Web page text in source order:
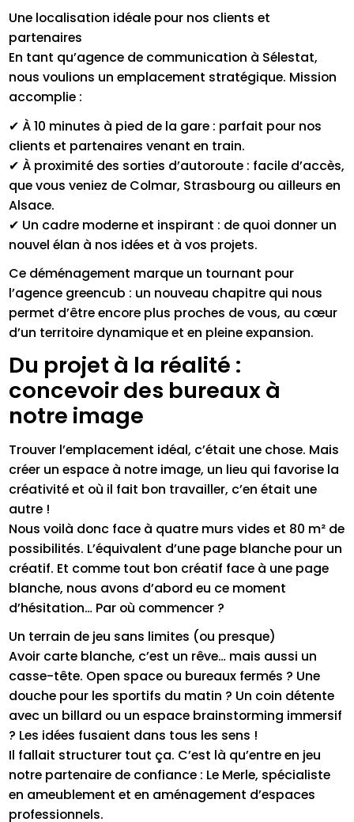
Une localisation idéale pour nos clients et
partenaires
En tant qu’agence de communication à Sélestat,
nous voulions un emplacement stratégique. Mission
accomplie :
✔ À 10 minutes à pied de la gare : parfait pour nos
clients et partenaires venant en train.
✔ À proximité des sorties d’autoroute : facile d’accès,
que vous veniez de Colmar, Strasbourg ou ailleurs en
Alsace.
✔ Un cadre moderne et inspirant : de quoi donner un
nouvel élan à nos idées et à vos projets.
Ce déménagement marque un tournant pour
l’agence greencub : un nouveau chapitre qui nous
permet d’être encore plus proches de vous, au cœur
d’un territoire dynamique et en pleine expansion.
Du projet à la réalité :
concevoir des bureaux à
notre image
Trouver l’emplacement idéal, c’était une chose. Mais
créer un espace à notre image, un lieu qui favorise la
créativité et où il fait bon travailler, c’en était une
autre !
Nous voilà donc face à quatre murs vides et 80 m² de
possibilités. L’équivalent d’une page blanche pour un
créatif. Et comme tout bon créatif face à une page
blanche, nous avons d’abord eu ce moment
d’hésitation… Par où commencer ?
Un terrain de jeu sans limites (ou presque)
Avoir carte blanche, c’est un rêve… mais aussi un
casse-tête. Open space ou bureaux fermés ? Une
douche pour les sportifs du matin ? Un coin détente
avec un billard ou un espace brainstorming immersif
? Les idées fusaient dans tous les sens !
Il fallait structurer tout ça. C’est là qu’entre en jeu
notre partenaire de confiance : Le Merle, spécialiste
en ameublement et en aménagement d’espaces
professionnels.